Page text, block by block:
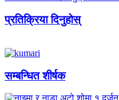
प्रतिक्रिया दिनुहोस्
सम्बन्धित शीर्षक